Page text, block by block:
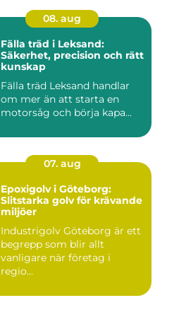
08. aug
Fälla träd i Leksand:
Säkerhet, precision och rätt
kunskap
Fälla träd Leksand handlar
om mer än att starta en
motorsåg och börja kapa...
07. aug
Epoxigolv i Göteborg:
Slitstarka golv för krävande
miljöer
Industrigolv Göteborg är ett
begrepp som blir allt
vanligare när företag i
regio...